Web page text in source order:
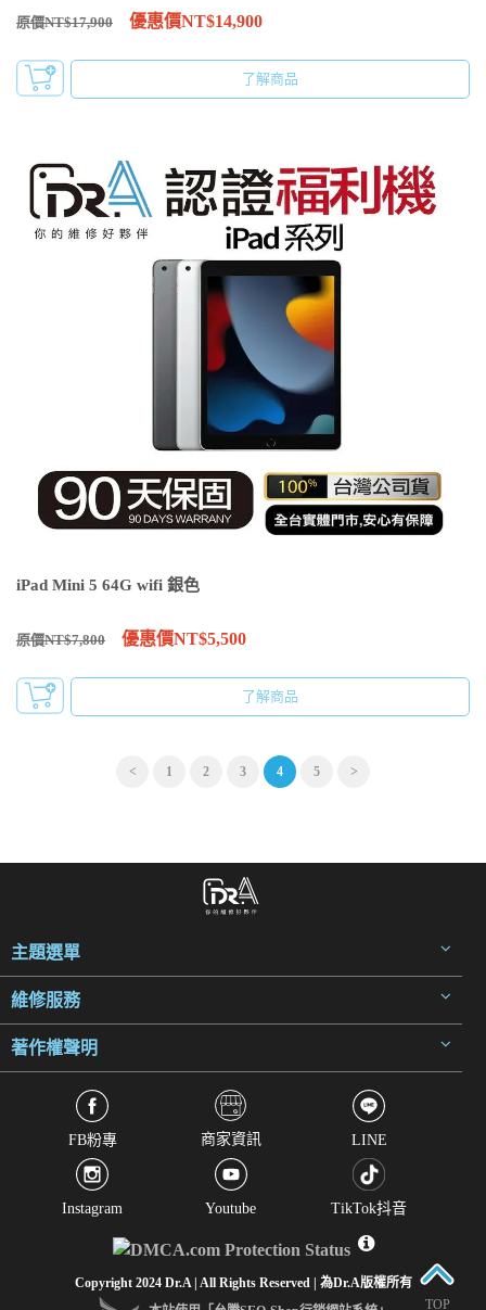
原價NT$17,900 優惠價NT$14,900
了解商品
iPad Mini 5 64G wifi 銀色
原價NT$7,800 優惠價NT$5,500
了解商品
< 1 2 3 4 5 >
主題選單
維修服務
著作權聲明
FB粉專 商家資訊 LINE
Instagram Youtube TikTok抖音
Copyright 2024 Dr.A | All Rights Reserved | 為Dr.A版權所有
TOP